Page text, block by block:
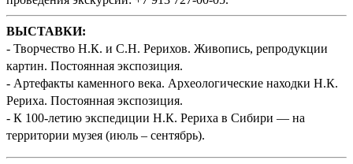
ВЫСТАВКИ:
- Творчество Н.К. и С.Н. Рерихов. Живопись, репродукции
картин. Постоянная экспозиция.
- Артефакты каменного века. Археологические находки Н.К.
Рериха. Постоянная экспозиция.
- К 100-летию экспедиции Н.К. Рериха в Сибири — на
территории музея (июль – сентябрь).